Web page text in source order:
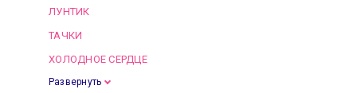
ЛУНТИК
ТАЧКИ
ХОЛОДНОЕ СЕРДЦЕ
Развернуть